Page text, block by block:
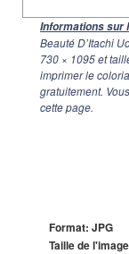
Informations sur
Beauté D’Itachi
730 × 1095et
imprimer le
gratuitement.
cette page.
Format: JPG
Taille de